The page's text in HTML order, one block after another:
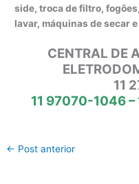
side, troca de filtro,
lavar, máquinas de secar
CENTRAL DE
11
11 97070-1046
← Post anterior